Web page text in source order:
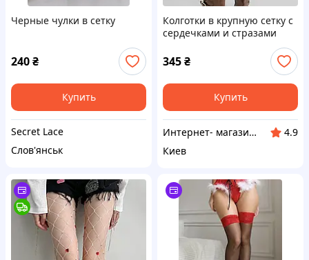
Черные чулки в сетку
240₴
Купить
Secret Lace
Слов'янськ
Колготки в крупную сетку с
сердечками и стразами
345₴
Купить
Интернет- магазин "Beauty"
4.9
Киев